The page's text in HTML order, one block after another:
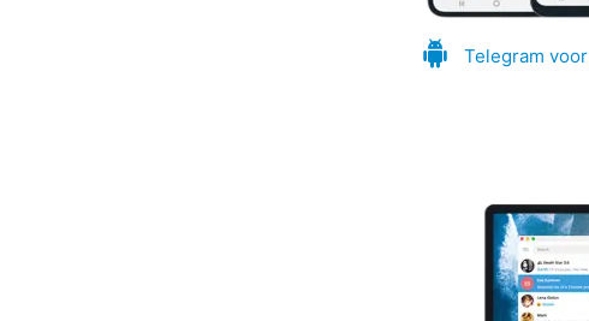
Telegram voor